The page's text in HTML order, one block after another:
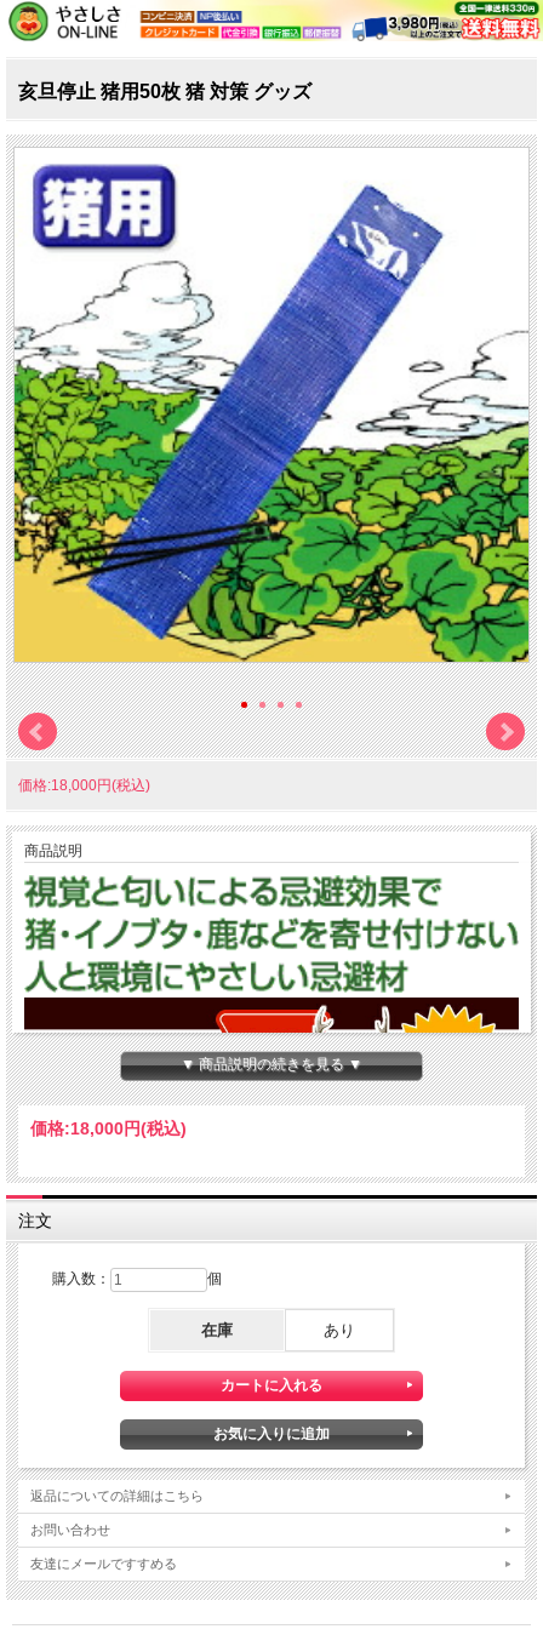
亥旦停止 猪用50枚 猪 対策 グッズ
価格:18,000円(税込)
商品説明
▼ 商品説明の続きを見る ▼
価格:18,000円(税込)
注文
購入数： 個
在庫 あり
返品についての詳細はこちら
お問い合わせ
友達にメールですすめる